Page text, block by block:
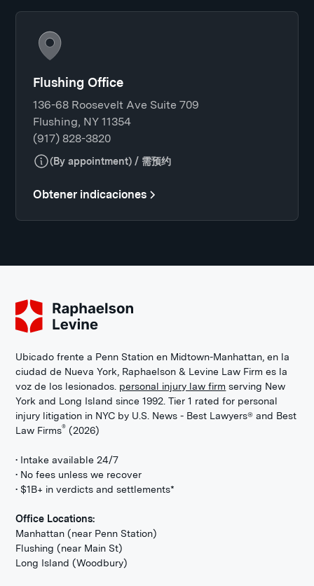
Flushing Office
136-68 Roosevelt Ave Suite 709
Flushing, NY 11354
(917) 828-3820
(By appointment) / 需预约
Obtener indicaciones
Ubicado frente a Penn Station en Midtown-Manhattan, en la
ciudad de Nueva York, Raphaelson & Levine Law Firm es la
voz de los lesionados. personal injury law firm serving New
York and Long Island since 1992. Tier 1 rated for personal
injury litigation in NYC by U.S. News - Best Lawyers® and Best
Law Firms® (2026)
• Intake available 24/7
• No fees unless we recover
• $1B+ in verdicts and settlements*
Office Locations:
Manhattan (near Penn Station)
Flushing (near Main St)
Long Island (Woodbury)